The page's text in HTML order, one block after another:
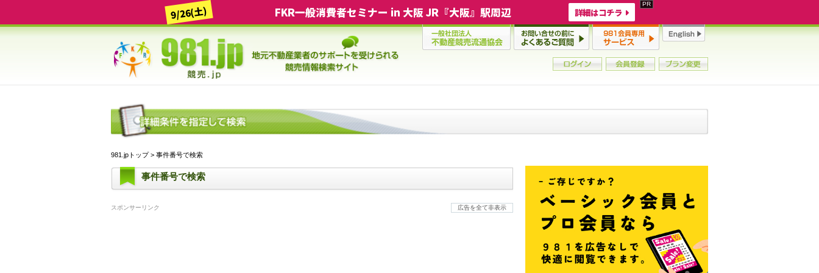
9/26(土) FKR一般消費者セミナー in 大阪 JR『大阪』駅周辺 詳細はコチラ
981.jpトップ> 事件番号で検索
事件番号で検索
スポンサーリンク 広告を全て非表示